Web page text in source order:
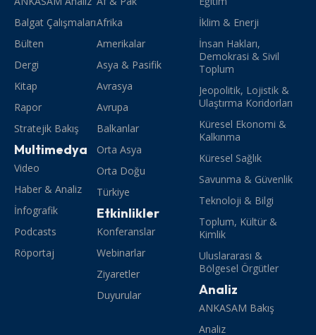
Balgat Çalışmaları
Bülten
Dergi
Kitap
Rapor
Stratejik Bakış
Multimedya
Video
Haber & Analiz
İnfografik
Podcasts
Röportaj
Afrika
Amerikalar
Asya & Pasifik
Avrasya
Avrupa
Balkanlar
Orta Asya
Orta Doğu
Türkiye
Etkinlikler
Konferanslar
Webinarlar
Ziyaretler
Duyurular
İklim & Enerji
İnsan Hakları,
Demokrasi & Sivil
Toplum
Jeopolitik, Lojistik &
Ulaştırma Koridorları
Küresel Ekonomi &
Kalkınma
Küresel Sağlık
Savunma & Güvenlik
Teknoloji & Bilgi
Toplum, Kültür &
Kimlik
Uluslararası &
Bölgesel Örgütler
Analiz
ANKASAM Bakış
Analiz